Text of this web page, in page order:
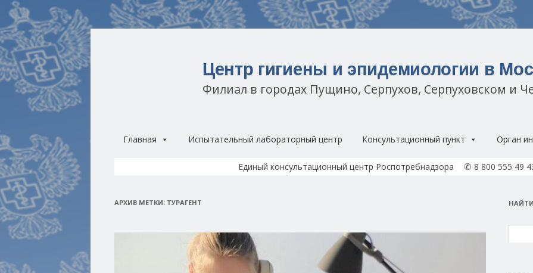
Центр гигиены и эпидемиологии в
Филиал в городах Пущино, Серпухов, Серпуховском и
Главная Испытательный лабораторный центр Консультационный пункт Орган
Единый консультационный центр Роспотребнадзора ✆ 8 800 555 49
АРХИВ МЕТКИ: ТУРАГЕНТ